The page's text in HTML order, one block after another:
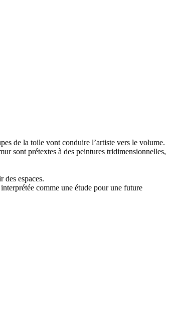
de la toile vont conduire l’artiste vers le volume.
sont prétextes à des peintures tridimensionnelles,
espaces.
comme une étude pour une future